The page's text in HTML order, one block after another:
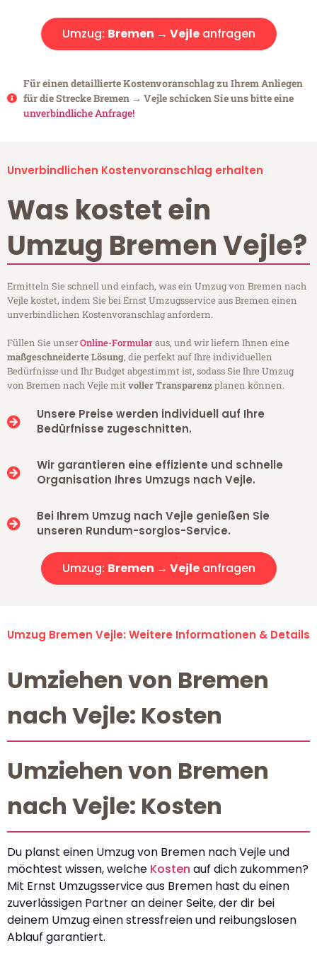
Umzug: Bremen → Vejleanfragen
Für einen detaillierte Kostenvoranschlag zu Ihrem Anliegen
für die Strecke Bremen → Vejle schicken Sie uns bitte eine
unverbindliche Anfrage!
Unverbindlichen Kostenvoranschlag erhalten
Was kostet ein
Umzug Bremen Vejle?
Ermitteln Sie schnell und einfach, was ein Umzug von Bremen nach
Vejle kostet, indem Sie bei Ernst Umzugsservice aus Bremen einen
unverbindlichen Kostenvoranschlag anfordern.
Füllen Sie unserOnline-Formularaus, und wir liefern Ihnen eine
maßgeschneiderte Lösung, die perfekt auf Ihre individuellen
Bedürfnisse und Ihr Budget abgestimmt ist, sodass Sie Ihre Umzug
von Bremen nach Vejle mitvoller Transparenzplanen können.
Unsere Preise werden individuell auf Ihre
Bedürfnisse zugeschnitten.
Wir garantieren eine effiziente und schnelle
Organisation Ihres Umzugs nach Vejle.
Bei Ihrem Umzug nach Vejle genießen Sie
unseren Rundum-sorglos-Service.
Umzug: Bremen → Vejleanfragen
Umzug Bremen Vejle: Weitere Informationen & Details
Umziehen von Bremen
nach Vejle: Kosten
Umziehen von Bremen
nach Vejle: Kosten
Du planst einen Umzug von Bremen nach Vejle und
möchtest wissen, welche Kosten auf dich zukommen?
Mit Ernst Umzugsservice aus Bremen hast du einen
zuverlässigen Partner an deiner Seite, der dir bei
deinem Umzug einen stressfreien und reibungslosen
Ablauf garantiert.